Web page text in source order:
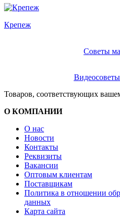
Крепеж
Советы
Товаров, соответствующих
О КОМПАНИИ
О нас
Новости
Контакты
Реквизиты
Вакансии
Оптовым клиентам
Поставщикам
Политика в отношении
данных
Карта сайта